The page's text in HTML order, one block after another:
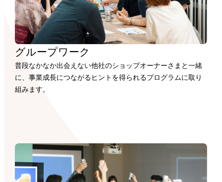
グループワーク
普段なかなか出会えない他社のショップオーナーさまと一緒
に、事業成長につながるヒントを得られるプログラムに取り
組みます。